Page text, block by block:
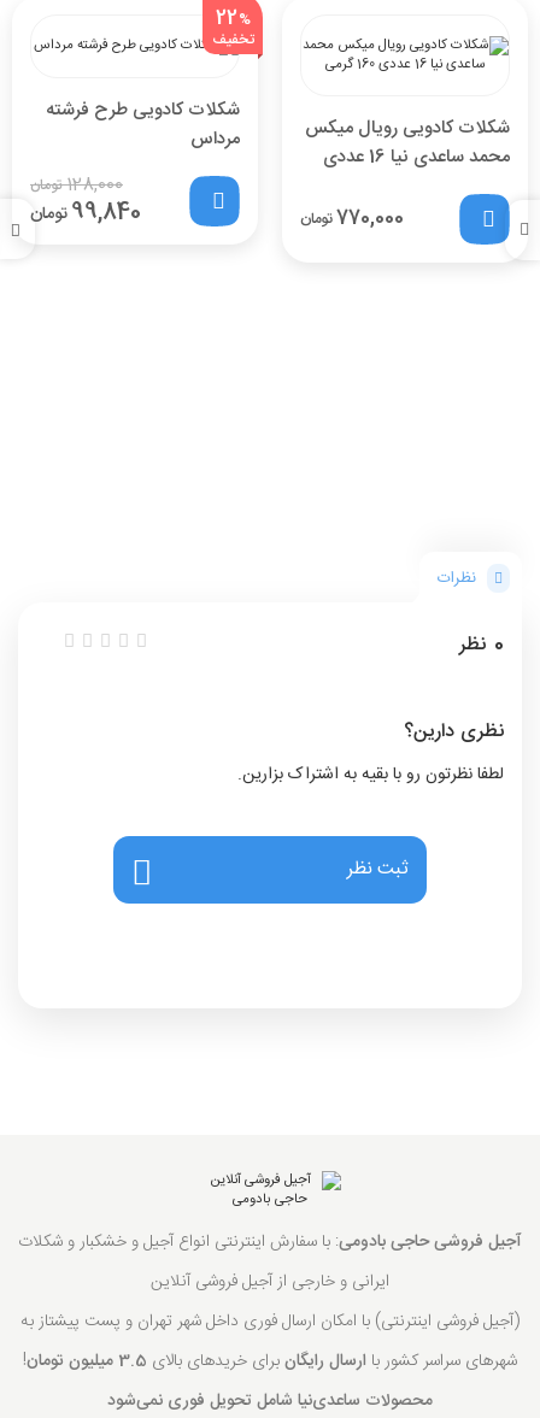
شکلات کادویی رویال میکس
محمد ساعدی نیا 16 عددی
160 گرمی
770,000تومان
شکلات کادویی طرح فرشته
مرداس
128,000تومان
99,840تومان
%
22
تخفیف
نظرات
0 نظر
نظری دارین؟
لطفا نظرتون رو با بقیه به اشتراک بزارین.
ثبت نظر
آجیل فروشی حاجی بادومی: با سفارش اینترنتی انواع آجیل و خشکبار و شکلات
ایرانی و خارجی از آجیل فروشی آنلاین
(آجیل فروشی اینترنتی) با امکان ارسال فوری داخل شهر تهران و پست پیشتاز به
شهرهای سراسر کشور با ارسال رایگانبرای خریدهای بالای 3.5 میلیون تومان
!
محصولات ساعدی‌نیا شامل تحویل فوری نمی‌شود